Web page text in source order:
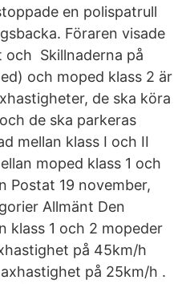
en polispatrull
Föraren visade
Skillnaderna på
och moped klass 2 är
de ska köra
de ska parkeras
mellan klass I och II
moped klass 1 och
Postat 19 november,
Allmänt Den
klass 1 och 2 mopeder
på 45km/h
på 25km/h .